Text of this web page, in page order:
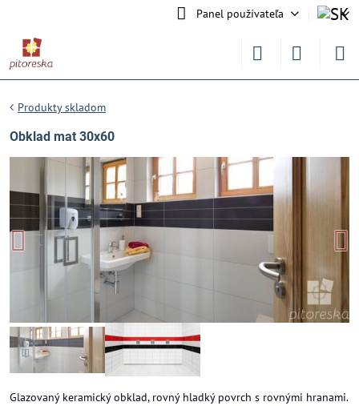
Panel používateľa
Produkty skladom
Obklad mat 30x60
Glazovaný keramický obklad, rovný hladký povrch s rovnými hranami.